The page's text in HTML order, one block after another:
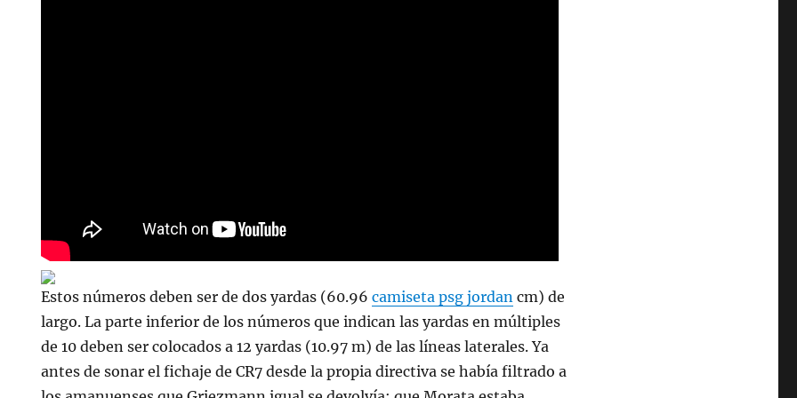
Estos números deben ser de dos yardas (60.96camiseta psg jordan cm) de
largo. La parte inferior de los números que indican las yardas en múltiples
de 10 deben ser colocados a 12 yardas (10.97 m) de las líneas laterales. Ya
antes de sonar el fichaje de CR7 desde la propia directiva se había filtrado a